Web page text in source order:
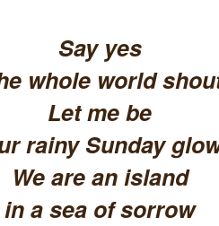
Say yes
whole world
Let me be
rainy Sunday
We are an island
in a sea of sorrow